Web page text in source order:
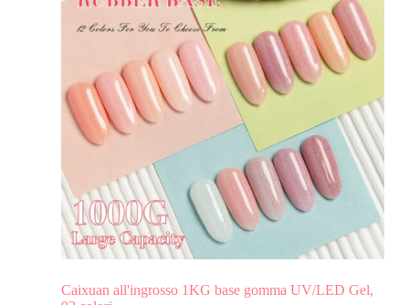
Caixuan all'ingrosso 1KG base gomma UV/LED Gel,